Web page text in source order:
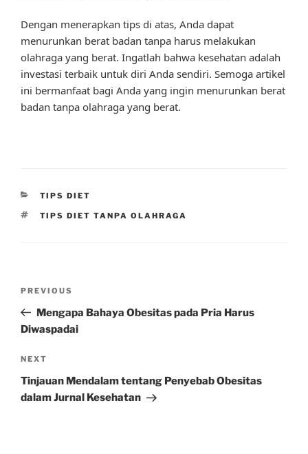
Dengan menerapkan tips di atas, Anda dapat
menurunkan berat badan tanpa harus melakukan
olahraga yang berat. Ingatlah bahwa kesehatan adalah
investasi terbaik untuk diri Anda sendiri. Semoga artikel
ini bermanfaat bagi Anda yang ingin menurunkan berat
badan tanpa olahraga yang berat.
CATEGORIES
TIPS DIET
TAGS
TIPS DIET TANPA OLAHRAGA
Previous
Post
PREVIOUS
Mengapa Bahaya Obesitas pada Pria Harus
Diwaspadai
Next
Post
NEXT
Tinjauan Mendalam tentang Penyebab Obesitas
dalam Jurnal Kesehatan